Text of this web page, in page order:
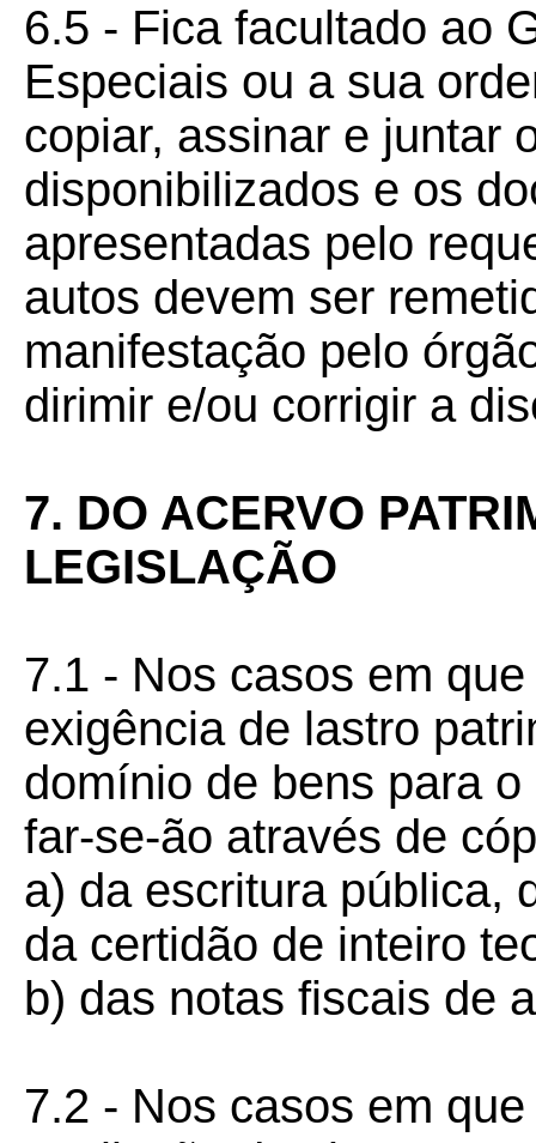
6.5 - Fica facultado ao
Especiais ou a sua
copiar, assinar e juntar
disponibilizados e os
apresentadas pelo
autos devem ser
manifestação pelo
dirimir e/ou corrigir a
7. DO ACERVO
LEGISLAÇÃO
7.1 - Nos casos em
exigência de lastro
domínio de bens para
far-se-ão através de
a) da escritura pública,
da certidão de inteiro
b) das notas fiscais de
7.2 - Nos casos em